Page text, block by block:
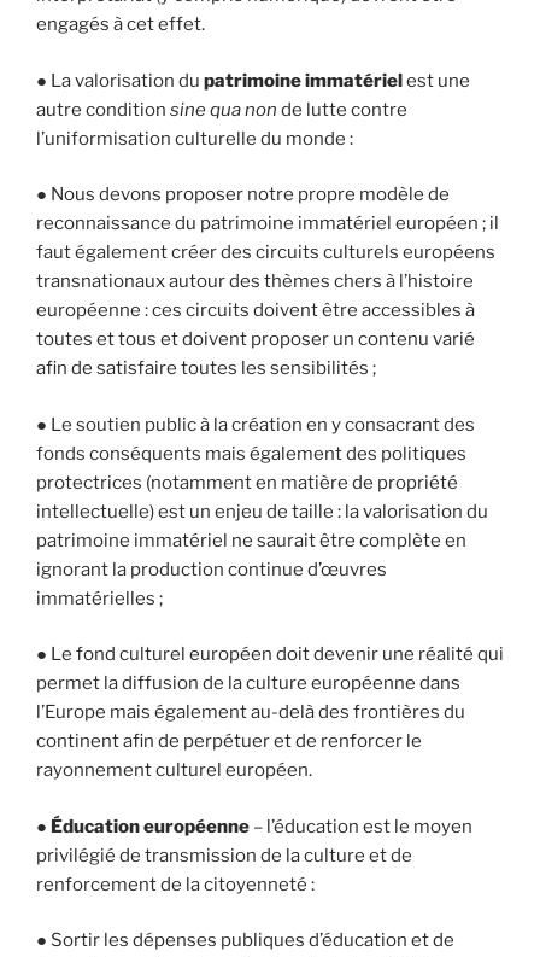
engagés à cet effet.
● La valorisation du patrimoine immatérielest une
autre condition sine qua non de lutte contre
l’uniformisation culturelle du monde :
● Nous devons proposer notre propre modèle de
reconnaissance du patrimoine immatériel européen ; il
faut également créer des circuits culturels européens
transnationaux autour des thèmes chers à l’histoire
européenne : ces circuits doivent être accessibles à
toutes et tous et doivent proposer un contenu varié
afin de satisfaire toutes les sensibilités ;
● Le soutien public à la création en y consacrant des
fonds conséquents mais également des politiques
protectrices (notamment en matière de propriété
intellectuelle) est un enjeu de taille : la valorisation du
patrimoine immatériel ne saurait être complète en
ignorant la production continue d’œuvres
immatérielles ;
● Le fond culturel européen doit devenir une réalité qui
permet la diffusion de la culture européenne dans
l’Europe mais également au-delà des frontières du
continent afin de perpétuer et de renforcer le
rayonnement culturel européen.
● Éducation européenne – l’éducation est le moyen
privilégié de transmission de la culture et de
renforcement de la citoyenneté :
● Sortir les dépenses publiques d’éducation et de